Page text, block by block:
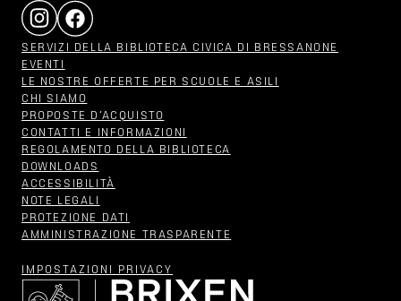
SERVIZI DELLA BIBLIOTECA CIVICA DI BRESSANONE
EVENTI
LE NOSTRE OFFERTE PER SCUOLE E ASILI
CHI SIAMO
PROPOSTE D‘ACQUISTO
CONTATTI E INFORMAZIONI
REGOLAMENTO DELLA BIBLIOTECA
DOWNLOADS
ACCESSIBILITÀ
NOTE LEGALI
PROTEZIONE DATI
AMMINISTRAZIONE TRASPARENTE
IMPOSTAZIONI PRIVACY